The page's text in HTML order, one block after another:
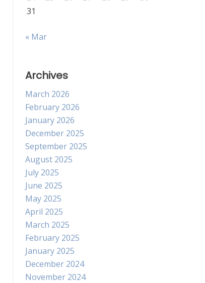
31
« Mar
Archives
March 2026
February 2026
January 2026
December 2025
September 2025
August 2025
July 2025
June 2025
May 2025
April 2025
March 2025
February 2025
January 2025
December 2024
November 2024